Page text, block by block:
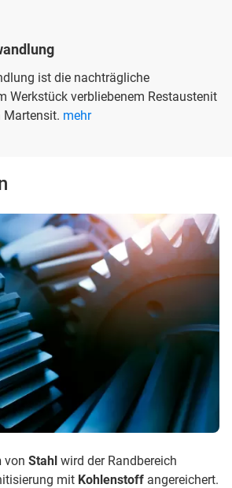
ist die nachträgliche
Werkstück verbliebenem Restaustenit
Martensit. mehr
von Stahl wird der Randbereich
mit Kohlenstoff angereichert.